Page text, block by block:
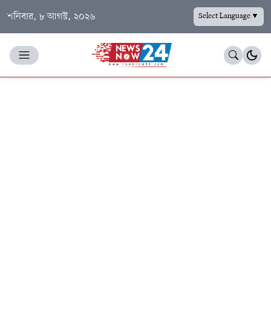
শনিবার, ৮ আগস্ট, ২০২৬ Select Language▼